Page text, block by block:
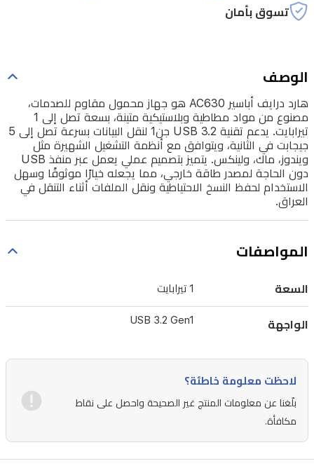
تيرابايت.
3.2
لنقل
البيانات
بسرعة
تصل
إلى
5
في
مع
التشغيل
الشهيرة
مثل
ويندوز،
ماك،
تسوق بأمان
الوصف
هارد درايف أباسير AC630 هو جهاز محمول مقاوم للصدمات،
مصنوع من مواد مطاطية وبلاستيكية متينة، بسعة تصل إلى 1
تيرابايت. يدعم تقنية USB 3.2 جن1 لنقل البيانات بسرعة تصل إلى 5
جيجابت في الثانية، ويتوافق مع أنظمة التشغيل الشهيرة مثل
ويندوز، ماك، ولينكس. يتميز بتصميم عملي يعمل عبر منفذ USB
دون الحاجة لمصدر طاقة خارجي، مما يجعله خيارًا موثوقًا وسهل
الاستخدام لحفظ النسخ الاحتياطية ونقل الملفات أثناء التنقل في
العراق.
المواصفات
السعة 1 تيرابايت
الواجهة USB 3.2 Gen1
لاحظت معلومة خاطئة؟
بلّغنا عن معلومات المنتج غير الصحيحة واحصل على نقاط
مكافأة.